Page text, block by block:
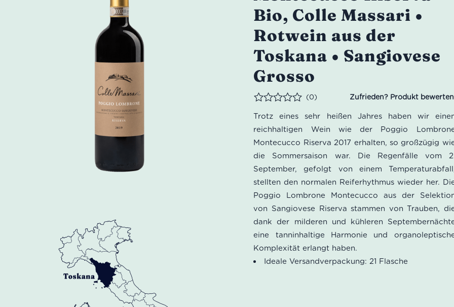
Bio, Colle Massari •
Rotwein aus der
Toskana • Sangiovese
Grosso
(0)
Trotz eines sehr heißen Jahres haben wir
reichhaltigen Wein wie der Poggio
Montecucco Riserva 2017 erhalten, so großzügig
die Sommersaison war. Die Regenfälle vom
September, gefolgt von einem
stellten den normalen Reiferhythmus wieder her.
Poggio Lombrone Montecucco aus der
von Sangiovese Riserva stammen von Trauben,
dank der milderen und kühleren
eine tanninhaltige Harmonie und
Komplexität erlangt haben.
Ideale Versandverpackung: 21 Flasche